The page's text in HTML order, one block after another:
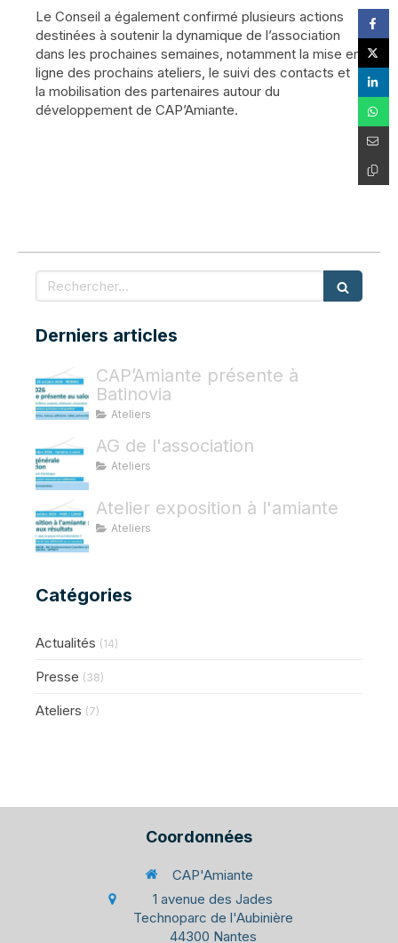
Le Conseil a également confirmé plusieurs actions
destinées à soutenir la dynamique de l’association
dans les prochaines semaines, notamment la mise en
ligne des prochains ateliers, le suivi des contacts et
la mobilisation des partenaires autour du
développement de CAP’Amiante.
Rechercher
Derniers articles
CAP’Amiante présente à
Batinovia
Ateliers
AG de l'association
Ateliers
Atelier exposition à l'amiante
Ateliers
Catégories
Actualités (14)
Presse (38)
Ateliers (7)
Coordonnées
CAP'Amiante
1 avenue des Jades
Technoparc de l'Aubinière
44300 Nantes